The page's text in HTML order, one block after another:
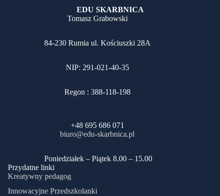
EDU SKARBNICA
Tomasz Grabowski
84-230 Rumia ul. Kościuszki 28A
NIP: 291-021-40-35
Regon : 388-118-198
+48 695 686 071
biuro@edu-skarbnica.pl
​Poniedziałek – Piątek 8.00 – 15.00
Przydatne linki
Kreatywny pedagog
Innowacyjne Przedszkolanki